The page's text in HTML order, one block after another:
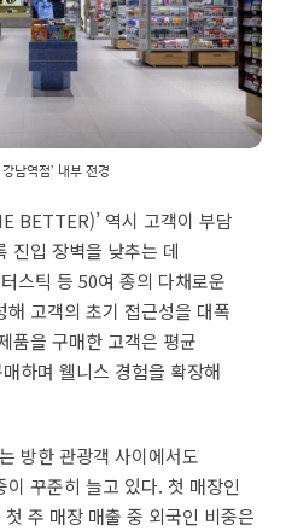
남역점’ 내부 전경
BETTER)’ 역시 고객이 부담
진입 장벽을 낮추는 데
스틱 등 50여 종의 다채로운
고객의 초기 접근성을 대폭
품을 구매한 고객은 평균
하며 웰니스 경험을 확장해
방한 관광객 사이에서도
꾸준히 늘고 있다. 첫 매장인
주 매장 매출 중 외국인 비중은